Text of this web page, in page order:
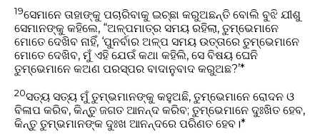
19ସେମାନେ ତାହାଙ୍କୁ ପଚାରିବାକୁ ଇଚ୍ଛା କରୁଅଛନ୍ତି ବୋଲି ବୁଝି ଯୀଶୁ
ସେମାନଙ୍କୁ କହିଲେ, “ଅଳ୍ପମାତ୍ର ସମୟ ରହିଲା, ତୁମ୍ଭେମାନେ
ମୋତେ ଦେଖିବ ନାହିଁ, ‘ପୁନର୍ବାର ଅଳ୍ପ ସମୟ ଉତ୍ତାରେ ତୁମ୍ଭେମାନେ
ମୋତେ ଦେଖିବ, ମୁଁ ଏହି ଯେଉଁ କଥା କହିଲି, ସେ ବିଷୟ ଘେନି
ତୁମ୍ଭେମାନେ କଅଣ ପରସ୍ପର ବାଦାନୁବାଦ କରୁଅଛ?’*
20ସତ୍ୟ ସତ୍ୟ ମୁଁ ତୁମ୍ଭମାନଙ୍କୁ କହୁଅଛି, ତୁମ୍ଭେମାନେ ରୋଦନ ଓ
ବିଳାପ କରିବ, କିନ୍ତୁ ଜଗତ ଆନନ୍ଦ କରିବ; ତୁମ୍ଭେମାନେ ଦୁଃଖିତ ହେବ,
କିନ୍ତୁ ତୁମ୍ଭମାନଙ୍କ ଦୁଃଖ ଆନନ୍ଦରେ ପରିଣତ ହେବ।*